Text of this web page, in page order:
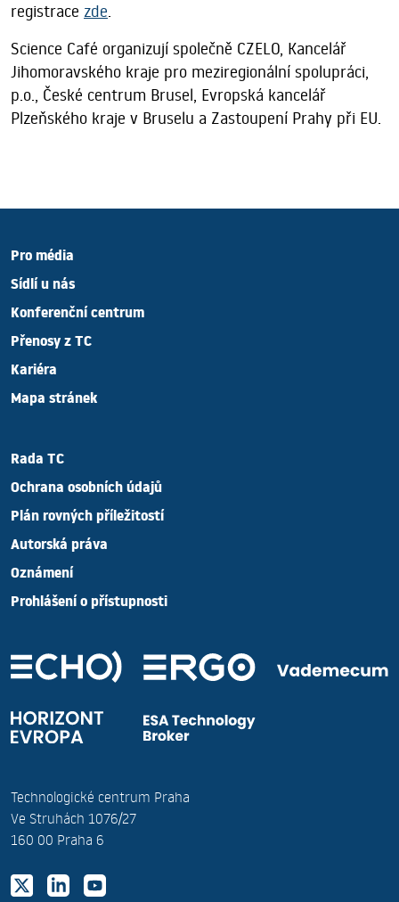
registrace zde.
Science Café organizují společně CZELO, Kancelář
Jihomoravského kraje pro meziregionální spolupráci,
p.o., České centrum Brusel, Evropská kancelář
Plzeňského kraje v Bruselu a Zastoupení Prahy při EU.
Pro média
Sídlí u nás
Konferenční centrum
Přenosy z TC
Kariéra
Mapa stránek
Rada TC
Ochrana osobních údajů
Plán rovných příležitostí
Autorská práva
Oznámení
Prohlášení o přístupnosti
Technologické centrum Praha
Ve Struhách 1076/27
160 00 Praha 6